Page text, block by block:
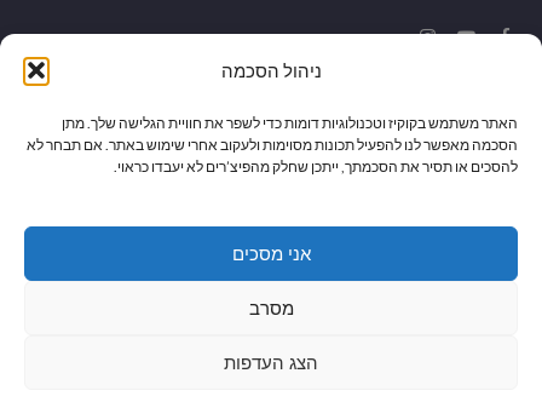
ניהול הסכמה
האתר משתמש בקוקיז וטכנולוגיות דומות כדי לשפר את חוויית הגלישה שלך. מתן
הסכמה מאפשר לנו להפעיל תכונות מסוימות ולעקוב אחרי שימוש באתר. אם תבחר לא
להסכים או תסיר את הסכמתך, ייתכן שחלק מהפיצ’רים לא יעבדו כראוי.
אני מסכים
מסרב
הצג העדפות